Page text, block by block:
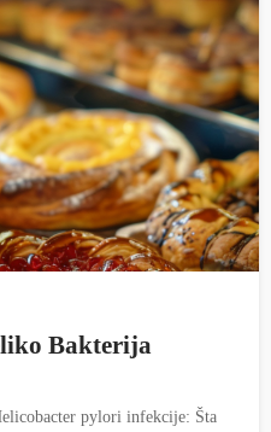
Bakterija
pylori infekcije: Šta